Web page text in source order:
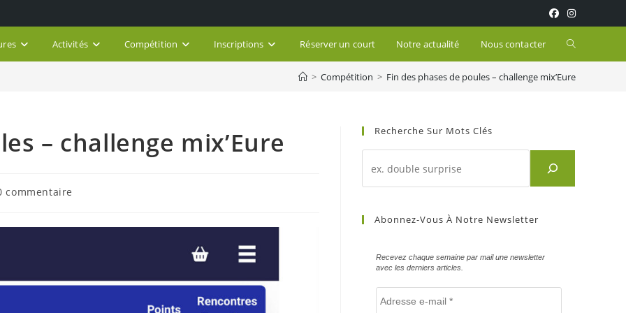
Activités Compétition Inscriptions Réserver un court Notre actualité Nous contacter Toggle
website
> Compétition > Fin des phases de poules – challenge mix’Eure
– challenge mix’Eure
:
commentaire
Recherche Sur Mots Clés
d'un
mots
Abonnez-Vous À Notre Newsletter
Recevez chaque semaine par mail une newsletter
avec les derniers articles.